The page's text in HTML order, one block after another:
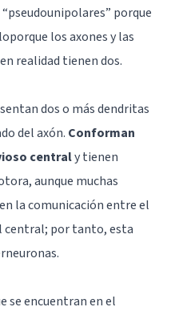
porque
los axones y las
realidad tienen dos.
dos o más dendritas
del axón. Conforman
centraly tienen
aunque muchas
la comunicación entre el
central; por tanto, esta
se encuentran en el